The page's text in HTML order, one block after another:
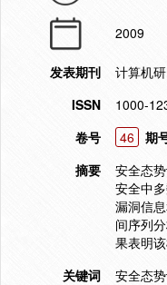
2009
发表期刊
计算机
ISSN
1000-
卷号
46 期
摘要
安全态
安全中
漏洞信
间序列
果表明
关键词
安全态